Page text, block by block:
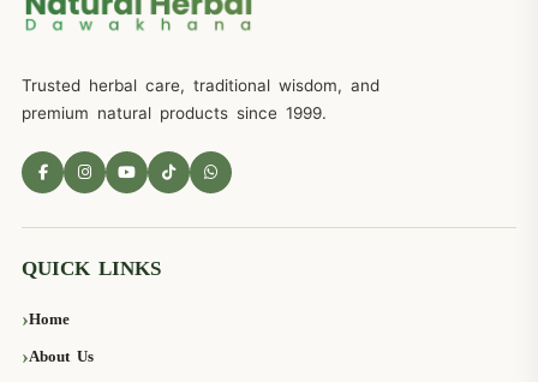
Trusted herbal care, traditional wisdom, and
premium natural products since 1999.
QUICK LINKS
Home
About Us